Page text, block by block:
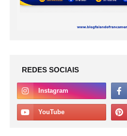
REDES SOCIAIS